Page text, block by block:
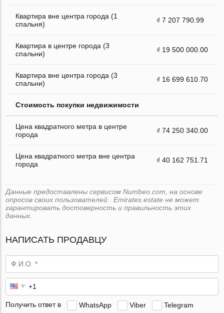
Квартира вне центра города (1
спальня)
₫ 7 207 790.99
Квартира в центре города (3
спальни)
₫ 19 500 000.00
Квартира вне центра города (3
спальни)
₫ 16 699 610.70
Стоимость покупки недвижимости
Цена квадратного метра в центре
города
₫ 74 250 340.00
Цена квадратного метра вне центра
города
₫ 40 162 751.71
Данные предоставлены сервисом Numbeo.com, на основе
опросов своих пользователей . Emirates.estate не может
гарантировать достоверность и правильность этих
данных.
НАПИСАТЬ ПРОДАВЦУ
Получить ответ в WhatsApp Viber Telegram